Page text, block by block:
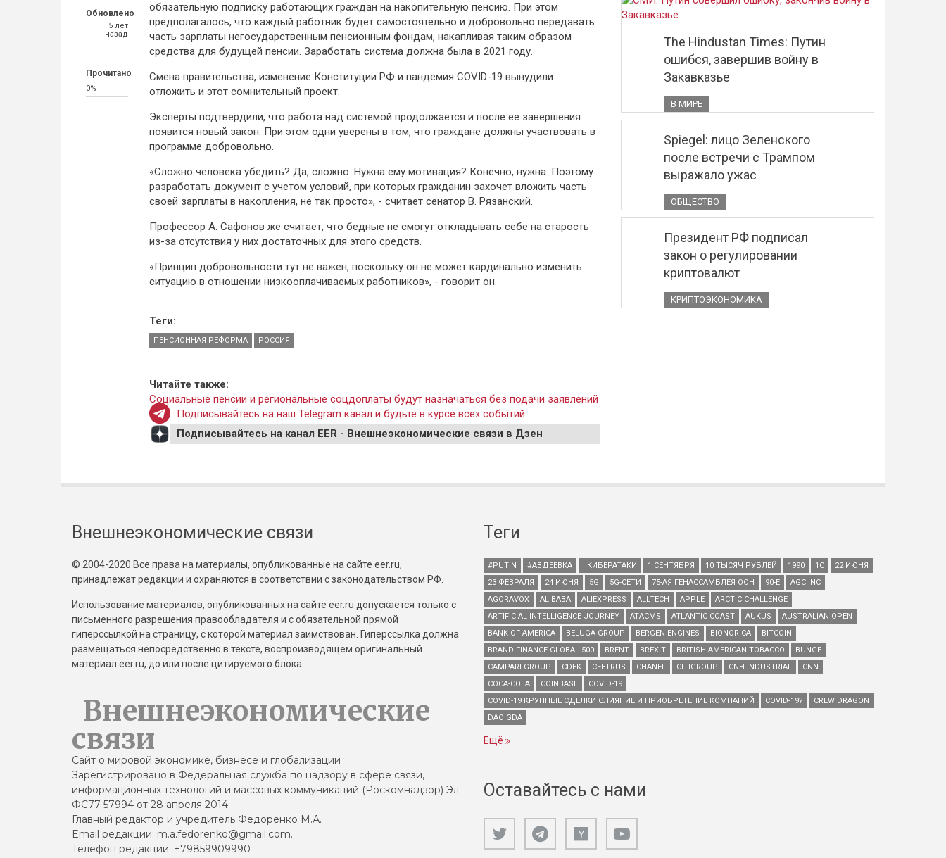
Обновлено
5 лет
назад
Прочитано
0%
обязательную подписку работающих граждан на накопительную пенсию. При этом
предполагалось, что каждый работник будет самостоятельно и добровольно передавать
часть зарплаты негосударственным пенсионным фондам, накапливая таким образом
средства для будущей пенсии. Заработать система должна была в 2021 году.
Смена правительства, изменение Конституции РФ и пандемия COVID-19 вынудили
отложить и этот сомнительный проект.
Эксперты подтвердили, что работа над системой продолжается и после ее завершения
появится новый закон. При этом одни уверены в том, что граждане должны участвовать в
программе добровольно.
«Сложно человека убедить? Да, сложно. Нужна ему мотивация? Конечно, нужна. Поэтому
разработать документ с учетом условий, при которых гражданин захочет вложить часть
своей зарплаты в накопления, не так просто», - считает сенатор В. Рязанский.
Профессор А. Сафонов же считает, что бедные не смогут откладывать себе на старость
из-за отсутствия у них достаточных для этого средств.
«Принцип добровольности тут не важен, поскольку он не может кардинально изменить
ситуацию в отношении низкооплачиваемых работников», - говорит он.
Теги:
ПЕНСИОННАЯ РЕФОРМА РОССИЯ
Читайте также:
Социальные пенсии и региональные соцдоплаты будут назначаться без подачи заявлений
Подписывайтесь на наш Telegram канал и будьте в курсе всех событий
Подписывайтесь на канал EER - Внешнеэкономические связи в Дзен
The Hindustan Times: Путин
ошибся, завершив войну в
Закавказье
В МИРЕ
Spiegel: лицо Зеленского
после встречи с Трампом
выражало ужас
ОБЩЕСТВО
Президент РФ подписал
закон о регулировании
криптовалют
КРИПТОЭКОНОМИКА
Внешнеэкономические связи
© 2004-2020 Все права на материалы, опубликованные на сайте eer.ru,
принадлежат редакции и охраняются в соответствии с законодательством РФ.
Использование материалов, опубликованных на сайте eer.ru допускается только с
письменного разрешения правообладателя и с обязательной прямой
гиперссылкой на страницу, с которой материал заимствован. Гиперссылка должна
размещаться непосредственно в тексте, воспроизводящем оригинальный
материал eer.ru, до или после цитируемого блока.
Внешнеэкономические
связи
Сайт о мировой экономике, бизнесе и глобализации
Зарегистрировано в Федеральная служба по надзору в сфере связи,
информационных технологий и массовых коммуникаций (Роскомнадзор) Эл
ФС77-57994 от 28 апреля 2014
Главный редактор и учредитель Федоренко М.А.
Email редакции: m.a.fedorenko@gmail.com.
Телефон редакции: +79859909990
Теги
#PUTIN #АВДЕЕВКА . КИБЕРАТАКИ 1 СЕНТЯБРЯ 10 ТЫСЯЧ РУБЛЕЙ 1990 1С
22 ИЮНЯ
23 ФЕВРАЛЯ
24 ИЮНЯ 5G 5G-СЕТИ 75-АЯ ГЕНАССАМБЛЕЯ ООН 90-Е
AGC INC
AGORAVOX
ALIBABA ALIEXPRESS ALLTECH APPLE
ARCTIC CHALLENGE
ARTIFICIAL INTELLIGENCE JOURNEY
ATACMS ATLANTIC COAST AUKUS
AUSTRALIAN OPEN
BANK OF AMERICA
BELUGA GROUP BERGEN ENGINES BIONORICA
BITCOIN
BRAND FINANCE GLOBAL 500
BRENT BREXIT BRITISH AMERICAN TOBACCO
BUNGE
CAMPARI GROUP
CDEK CEETRUS CHANEL CITIGROUP CNH INDUSTRIAL
CNN
COCA-COLA
COINBASE
COVID-19
COVID-19 КРУПНЫЕ СДЕЛКИ СЛИЯНИЕ И ПРИОБРЕТЕНИЕ КОМПАНИЙ
COVID-19?
CREW DRAGON
DAO GDA
Ещё
Оставайтесь с нами